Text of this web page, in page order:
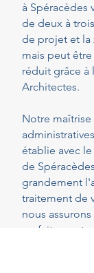
à Spéracèdes
de deux à
de projet et la
mais peut
réduit grâce à
Architectes.
Notre
établie avec
de
grandement
traitement de
nous
parfaitement